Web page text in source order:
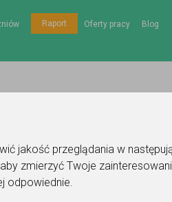
jakość przeglądania w
aby zmierzyć Twoje
odpowiednie.
Raport Oferty pracy Blog